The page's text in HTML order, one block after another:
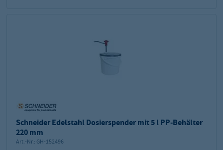
Schneider Edelstahl Dosierspender mit 5 l PP-Behälter
220 mm
Art.-Nr.: GH-152496